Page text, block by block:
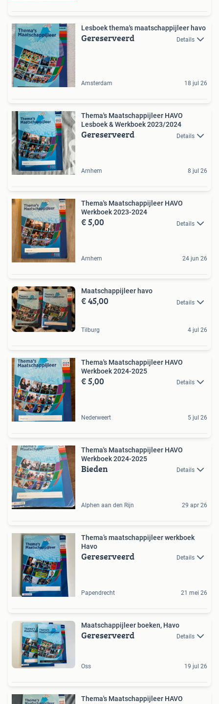
Lesboek thema's maatschappijleer havo
Gereserveerd Details
Amsterdam 18 jul 26
Thema's Maatschappijleer HAVO
Lesboek & Werkboek 2023/2024
Gereserveerd Details
Arnhem 8 jul 26
Thema's Maatschappijleer HAVO
Werkboek 2023-2024
€ 5,00 Details
Arnhem 24 jun 26
Maatschappijleer havo
€ 45,00 Details
Tilburg 4 jul 26
Thema's Maatschappijleer HAVO
Werkboek 2024-2025
€ 5,00 Details
Nederweert 5 jul 26
Thema's Maatschappijleer HAVO
Werkboek 2024-2025
Bieden Details
Alphen aan den Rijn 29 apr 26
Thema’s maatschappijleer werkboek
Havo
Gereserveerd Details
Papendrecht 21 mei 26
Maatschappijleer boeken, Havo
Gereserveerd Details
Oss 19 jul 26
Thema's Maatschappijleer HAVO